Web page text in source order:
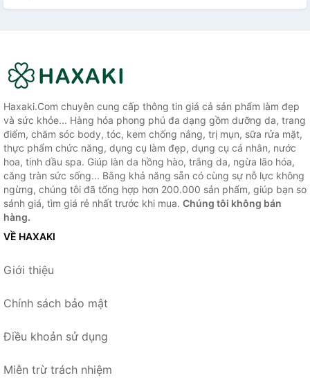
Haxaki.Com chuyên cung cấp thông tin giá cả sản phẩm làm đẹp
và sức khỏe... Hàng hóa phong phú đa dạng gồm dưỡng da, trang
điểm, chăm sóc body, tóc, kem chống nắng, trị mụn, sữa rửa mặt,
thực phẩm chức năng, dụng cụ làm đẹp, dụng cụ cá nhân, nước
hoa, tinh dầu spa. Giúp làn da hồng hào, trắng da, ngừa lão hóa,
căng tràn sức sống... Bằng khả năng sẵn có cùng sự nỗ lực không
ngừng, chúng tôi đã tổng hợp hơn 200.000 sản phẩm, giúp bạn so
sánh giá, tìm giá rẻ nhất trước khi mua. Chúng tôi không bán
hàng.
VỀ HAXAKI
Giới thiệu
Chính sách bảo mật
Điều khoản sử dụng
Miễn trừ trách nhiệm